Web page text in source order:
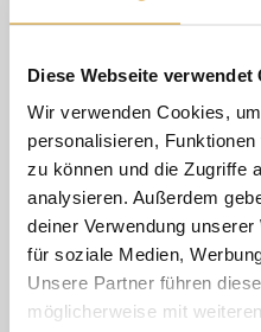
Diese Webseite verwendet
Wir verwenden Cookies,
personalisieren,
zu können und die Zugriffe
analysieren. Außerdem
deiner Verwendung
für soziale Medien,
Unsere Partner führen
möglicherweise mit
DER
ZUM
© Georg Kronenberg